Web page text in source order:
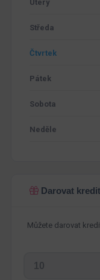
Úterý
Středa
Čtvrtek
Pátek
Sobota
Neděle
Darovat kredit
Můžete darovat